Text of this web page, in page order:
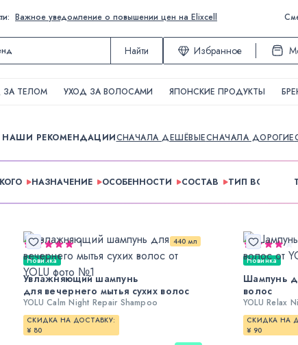
Важное уведомление о повышении цен на Elixcell
Найти Избранное
ЗА ТЕЛОМ УХОД ЗА ВОЛОСАМИ ЯПОНСКИЕ ПРОДУКТЫ
НАШИ РЕКОМЕНДАЦИИСНАЧАЛА ДЕШЁВЫЕСНАЧАЛА ДОРОГИЕ
НАЗНАЧЕНИЕ ОСОБЕННОСТИ СОСТАВ ТИП ВОЛОС
440 мл
1
Новинка
Увлажняющий шампунь
для вечернего мытья сухих волос
YOLU Calm Night Repair Shampoo
СКИДКА НА ДОСТАВКУ:
¥ 80
Новинка
Шампунь
волос
YOLU Relax
СКИДКА НА
¥ 90